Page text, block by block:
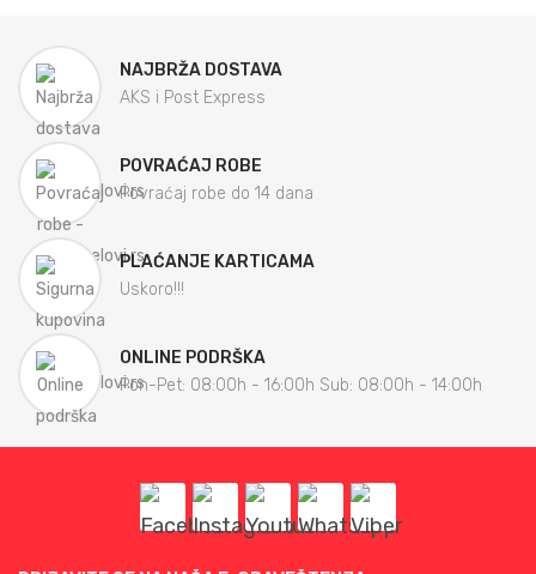
NAJBRŽA DOSTAVA
AKS i Post Express
POVRAĆAJ ROBE
Povraćaj robe do 14 dana
PLAĆANJE KARTICAMA
Uskoro!!!
ONLINE PODRŠKA
Pon-Pet: 08:00h - 16:00h Sub: 08:00h - 14:00h